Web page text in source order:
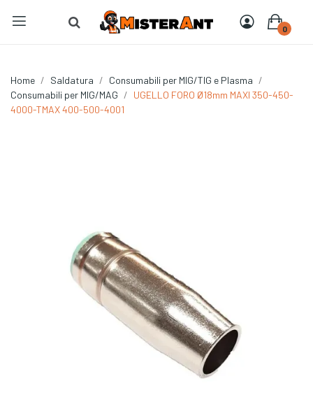
0
Home Saldatura
Consumabili per MIG/TIG e Plasma
Consumabili per MIG/MAG
UGELLO FORO Ø18mm MAXI 350-450-
4000-TMAX 400-500-4001